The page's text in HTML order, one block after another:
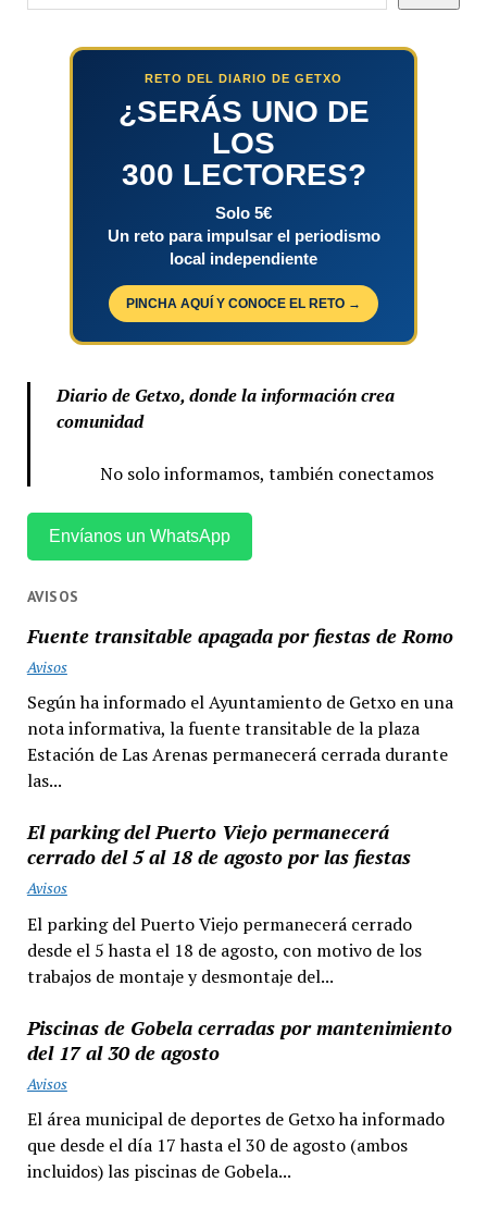
RETO DEL DIARIO DE GETXO
¿SERÁS UNO DE
LOS
300 LECTORES?
Solo 5€
Un reto para impulsar el periodismo
local independiente
PINCHA AQUÍ Y CONOCE EL RETO →
Diario de Getxo, donde la información crea
comunidad
No solo informamos, también conectamos
Envíanos un WhatsApp
AVISOS
Fuente transitable apagada por fiestas de Romo
Avisos
Según ha informado el Ayuntamiento de Getxo en una
nota informativa, la fuente transitable de la plaza
Estación de Las Arenas permanecerá cerrada durante
las...
El parking del Puerto Viejo permanecerá
cerrado del 5 al 18 de agosto por las fiestas
Avisos
El parking del Puerto Viejo permanecerá cerrado
desde el 5 hasta el 18 de agosto, con motivo de los
trabajos de montaje y desmontaje del...
Piscinas de Gobela cerradas por mantenimiento
del 17 al 30 de agosto
Avisos
El área municipal de deportes de Getxo ha informado
que desde el día 17 hasta el 30 de agosto (ambos
incluidos) las piscinas de Gobela...